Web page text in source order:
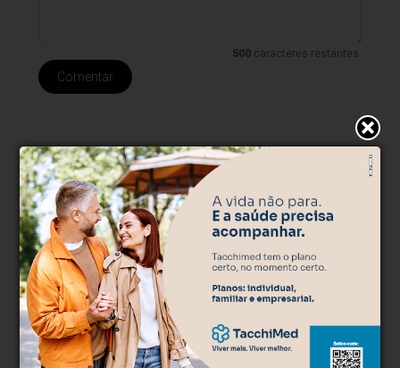
500 caracteres restantes.
Comentar
Polêmica Há 3 dias